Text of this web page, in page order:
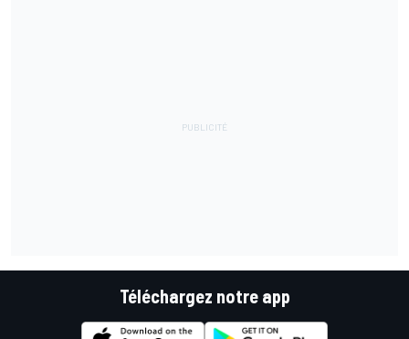
Téléchargez notre app